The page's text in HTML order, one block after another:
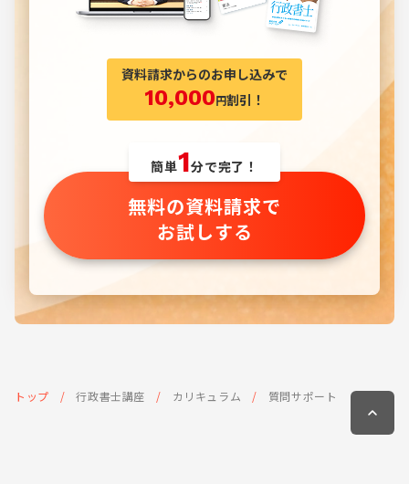
資料請求からのお申し込みで
10,000円割引！
簡単1分で完了！
無料の資料請求で
お試しする
トップ 行政書士講座 カリキュラム 質問サポート